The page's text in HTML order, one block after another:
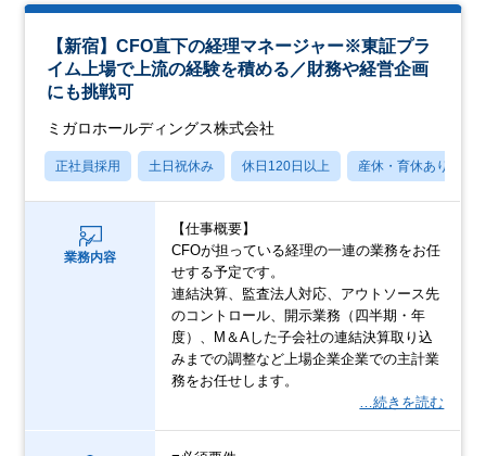
【新宿】CFO直下の経理マネージャー※東証プラ
イム上場で上流の経験を積める／財務や経営企画
にも挑戦可
ミガロホールディングス株式会社
正社員採用 土日祝休み 休日120日以上 産休・育休あり
業務内容
【仕事概要】
CFOが担っている経理の一連の業務をお任
せする予定です。
連結決算、監査法人対応、アウトソース先
のコントロール、開示業務（四半期・年
度）、M＆Aした子会社の連結決算取り込
みまでの調整など上場企業企業での主計業
務をお任せします。
…続きを読む